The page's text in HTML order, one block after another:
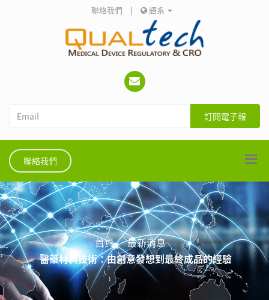
聯絡我們 | 語系
訂閱電子報
聯絡我們
首頁
最新消息
醫藥材料技術：由創意發想到最終成品的經驗